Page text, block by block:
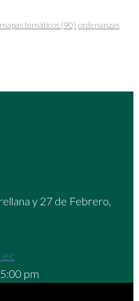
mapas temáticos (90) ordenanzas
y 27 de Febrero,
pm